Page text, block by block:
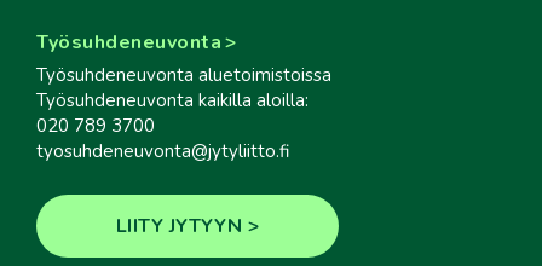
Työsuhdeneuvonta
Työsuhdeneuvonta aluetoimistoissa
Työsuhdeneuvonta kaikilla aloilla:
020 789 3700
tyosuhdeneuvonta@jytyliitto.fi
LIITY JYTYYN